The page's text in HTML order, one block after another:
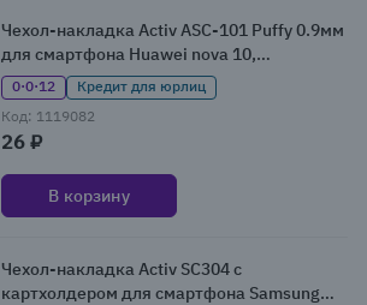
Чехол-накладка Activ ASC-101 Puffy 0.9мм
для смартфона Huawei nova 10,
прозрачный
0·0·12
Кредит для юрлиц
Код: 1119082
26 ₽
В корзину
Чехол-накладка Activ SC304 с
картхолдером для смартфона Samsung